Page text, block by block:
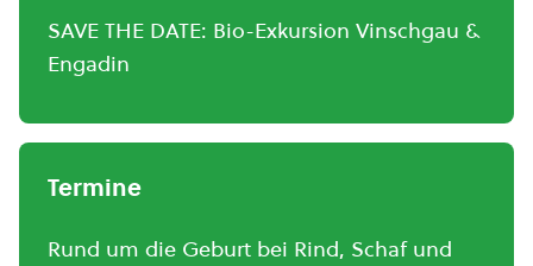
SAVE THE DATE: Bio-Exkursion Vinschgau &
Engadin
Termine
Rund um die Geburt bei Rind, Schaf und